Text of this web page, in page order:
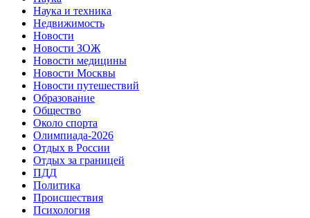
Наука и техника
Недвижимость
Новости
Новости ЗОЖ
Новости медицины
Новости Москвы
Новости путешествий
Образование
Общество
Около спорта
Олимпиада-2026
Отдых в России
Отдых за границей
ПДД
Политика
Происшествия
Психология